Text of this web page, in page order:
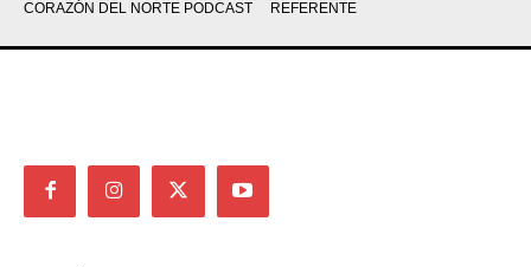
CORAZÓN DEL NORTE PODCAST
REFERENTE